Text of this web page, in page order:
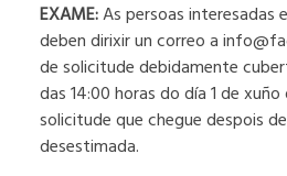
EXAME:As persoas interesadas
deben dirixir un correo a
de solicitude debidamente
das 14:00 horas do día 1 de
solicitude que chegue despois
desestimada.